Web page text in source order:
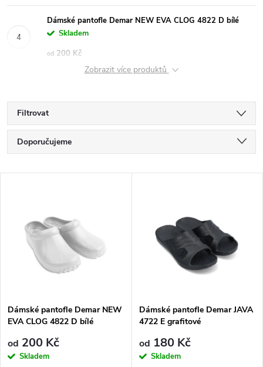
Dámské pantofle Demar NEW EVA CLOG 4822 D bílé
Skladem
od 200 Kč
Zobrazit více produktů
Filtrovat
Ř
a
p
r
Doporučujeme
Abecedně
s
p
Dámské pantofle Demar NEW
EVA CLOG 4822 D bílé
od 200 Kč
Skladem
Dámské pantofle Demar JAVA
4722 E grafitové
od 180 Kč
Skladem